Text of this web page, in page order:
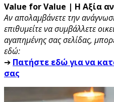
Value for Value | Η Αξία
Αν απολαμβάνετε την
επιθυμείτε να συμβάλλετε
αγαπημένης σας σελίδας,
εδώ:
➔ Πατήστε εδώ για να
σας